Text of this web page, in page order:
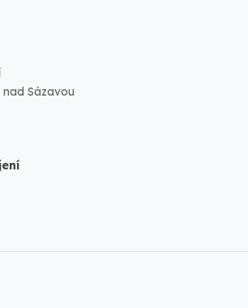
Sázavou